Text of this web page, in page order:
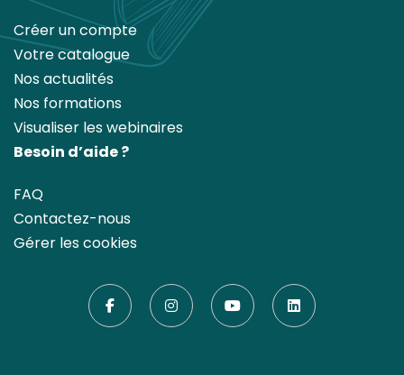
Créer un compte
Votre catalogue
Nos actualités
Nos formations
Visualiser les webinaires
Besoin d’aide ?
FAQ
Contactez-nous
Gérer les cookies